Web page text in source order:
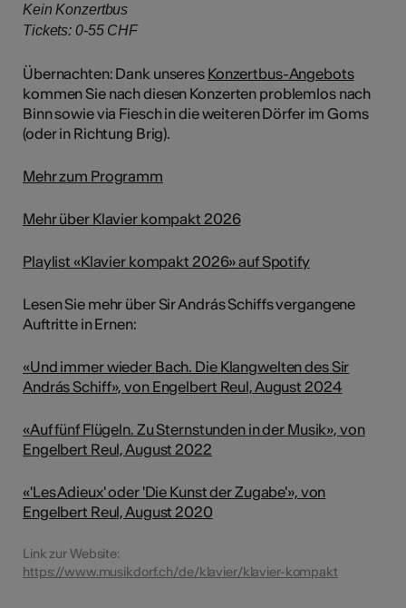
Kein Konzertbus
Tickets: 0-55 CHF​​​​​​​​​​​​​​​​​​​​​​​​​​​​​​​​​​​​​​​​​​​​​​​​​​​​​​​​​​​
Übernachten: Dank unseres Konzertbus-Angebots
kommen Sie nach diesen Konzerten problemlos nach
Binn sowie via Fiesch in die weiteren Dörfer im Goms
(oder in Richtung Brig).
Mehr zum Programm
Mehr über Klavier kompakt 2026
Playlist «Klavier kompakt 2026» auf Spotify
Lesen Sie mehr über Sir András Schiffs vergangene
Auftritte in Ernen:
«Und immer wieder Bach. Die Klangwelten des Sir
András Schiff», von Engelbert Reul, August 2024
«Auf fünf Flügeln. Zu Sternstunden in der Musik», von
Engelbert Reul, August 2022
«'Les Adieux' oder 'Die Kunst der Zugabe'», von
Engelbert Reul, August 2020
Link zur Website:
https://www.musikdorf.ch/de/klavier/klavier-kompakt